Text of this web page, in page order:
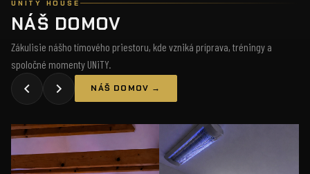
UNITY HOUSE
NÁŠ DOMOV
Zákulisie nášho tímového priestoru, kde vzniká príprava, tréningy a
spoločné momenty UNiTY.
NÁŠ DOMOV →